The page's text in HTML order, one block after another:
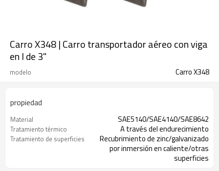
Carro X348 | Carro transportador aéreo con viga
en I de 3"
modelo Carro X348
propiedad
Material SAE5140/SAE4140/SAE8642
Tratamiento térmico A través del endurecimiento
Tratamiento de superficies
Recubrimiento de zinc/galvanizado
por inmersión en caliente/otras
superficies